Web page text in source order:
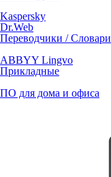
Kaspersky
Dr.Web
Переводчики / Словари
ABBYY Lingvo
Прикладные
ПО для дома и офиса